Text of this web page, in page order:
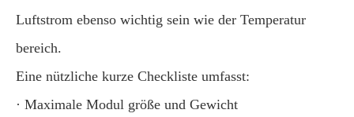
Luftstrom ebenso wichtig sein wie der Temperatur
bereich.
Eine nützliche kurze Checkliste umfasst:
· Maximale Modul größe und Gewicht